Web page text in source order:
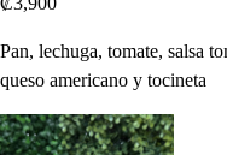
Pan, lechuga, tomate, salsa
queso americano y tocineta